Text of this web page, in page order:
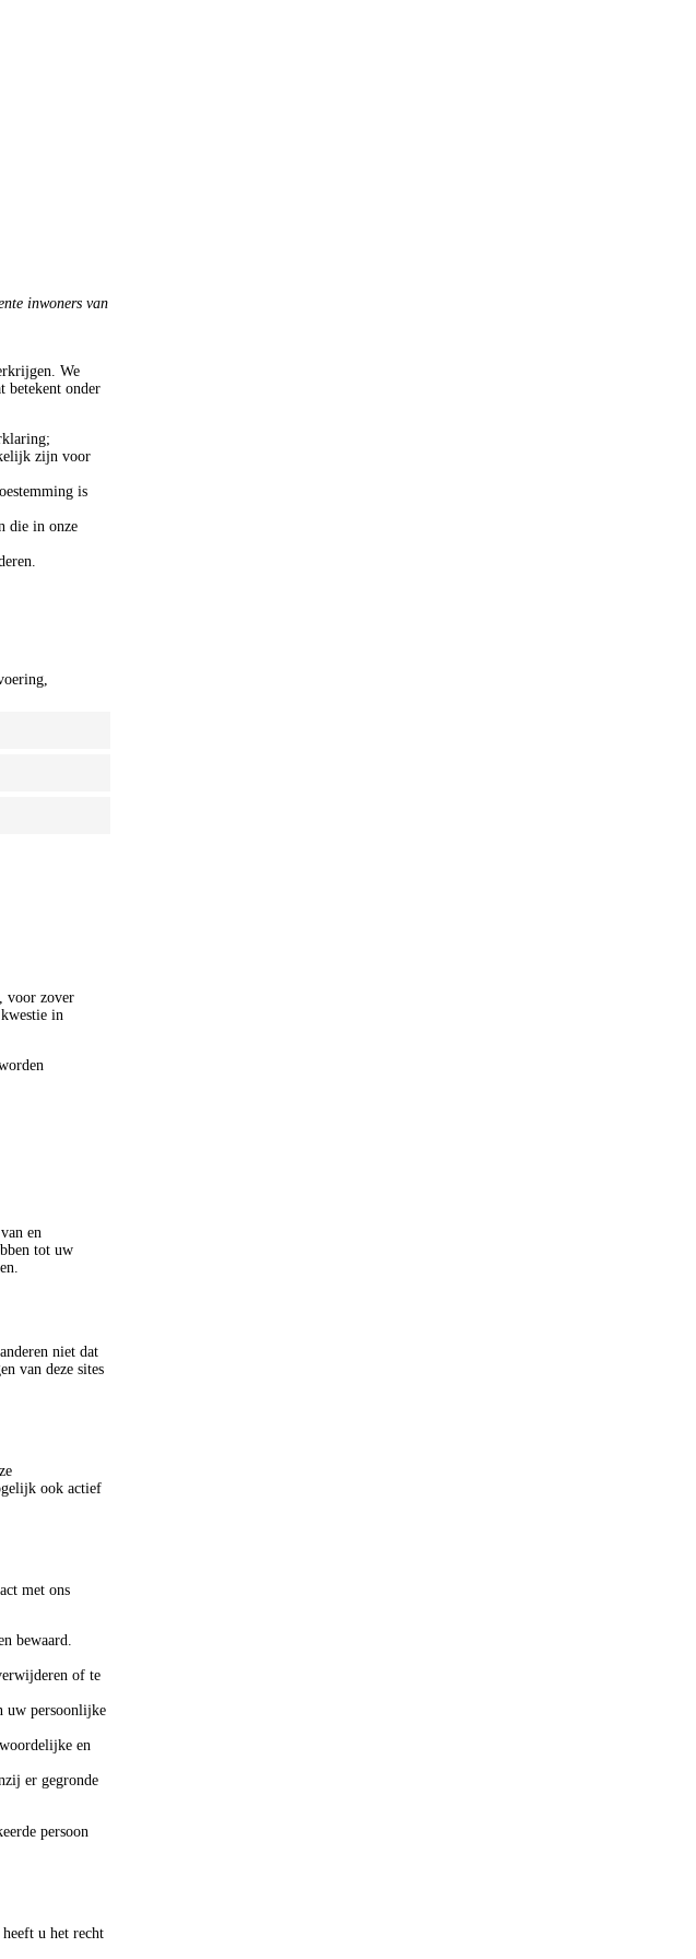
inwoners van
We
betekent onder
zijn voor
is
die in onze
voor zover
in
en
tot uw
niet dat
van deze sites
ook actief
met ons
bewaard.
of te
uw persoonlijke
en
er gegronde
persoon
u het recht